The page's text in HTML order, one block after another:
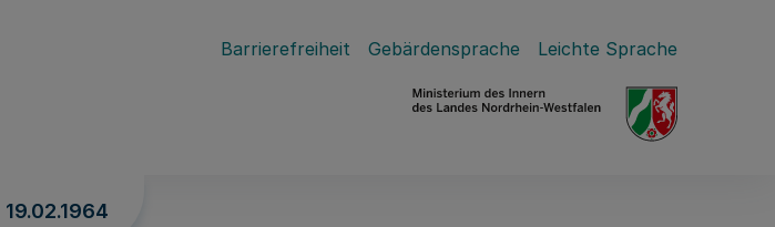
Barrierefreiheit Gebärdensprache Leichte Sprache
19.02.1964